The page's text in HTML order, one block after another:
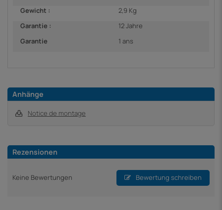
Gewicht :
2,9 Kg
Garantie :
12 Jahre
Garantie
1 ans
Anhänge
Notice de montage
Rezensionen
Keine Bewertungen Bewertung schreiben